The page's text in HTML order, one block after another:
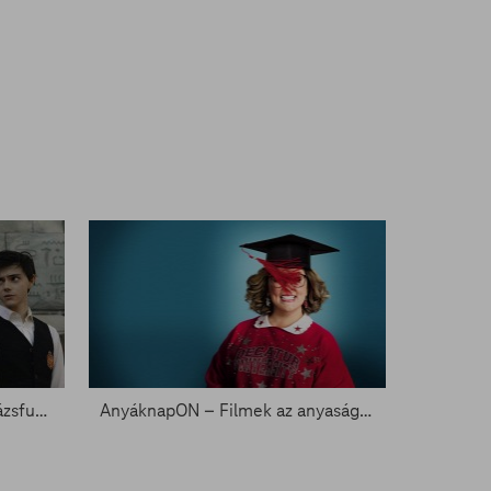
Egy másik szemszög – A varázsfuvola a FilmPremieren AnyáknapON – Filmek az anyaságról a FilmKlub kínálatában